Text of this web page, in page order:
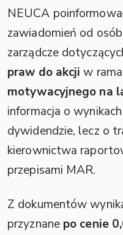
NEUCA
zawiadomień od
zarządcze
praw do akcji w
motywacyjnego na
informacja o
dywidendzie, lecz o
kierownictwa
przepisami MAR.
Z dokumentów
przyznane po cenie